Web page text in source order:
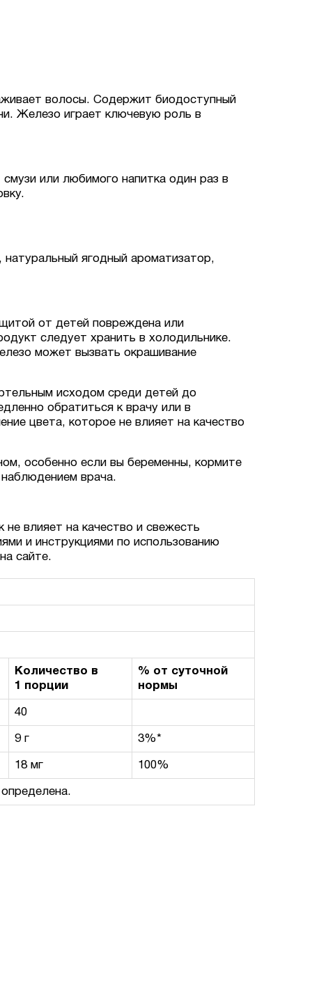
волосы. Содержит биодоступный
Железо играет ключевую роль в
или любимого напитка один раз в
натуральный ягодный ароматизатор,
от детей повреждена или
следует хранить в холодильнике.
может вызвать окрашивание
исходом среди детей до
обратиться к врачу или в
цвета, которое не влияет на качество
особенно если вы беременны, кормите
врача.
влияет на качество и свежесть
и инструкциями по использованию
сайте.
Количество в
1 порции
% от суточной
нормы
40
9 г 3%*
18 мг 100%